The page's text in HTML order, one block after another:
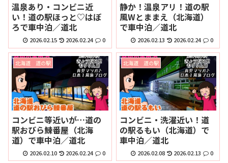
温泉あり・コンビニ近
い！道の駅ほっと♡はぼ
ろで車中泊／道北
2026.02.15 2026.02.24 0
静か！温泉アリ！道の駅
風Wとままえ（北海道）
で車中泊／道北
2026.02.13 2026.02.24 0
北海道 道の駅
コンビニ等近いが…道の
駅おびら鰊番屋（北海
道）で車中泊／道北
2026.02.10 2026.02.24 0
北海道 道の駅
コンビニ・洗濯近い！道
の駅るもい（北海道）で
車中泊／道北
2026.02.08 2026.02.13 0